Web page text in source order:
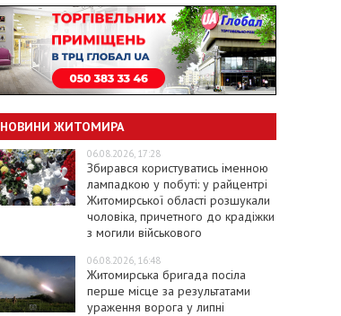
НОВИНИ ЖИТОМИРА
06.08.2026, 17:28
Збирався користуватись іменною
лампадкою у побуті: у райцентрі
Житомирської області розшукали
чоловіка, причетного до крадіжки
з могили військового
06.08.2026, 16:48
Житомирська бригада посіла
перше місце за результатами
ураження ворога у липні